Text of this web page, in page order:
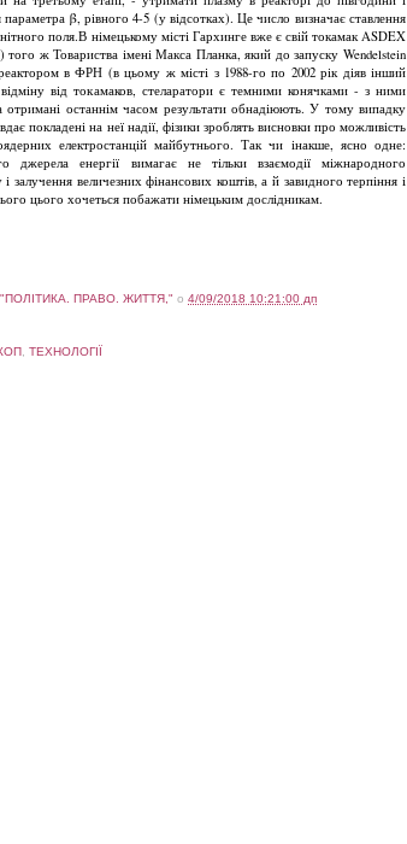
β, рівного 4-5 (у відсотках). Це число визначає ставлення
поля.В німецькому місті Гархинге вже є свій токамак ASDEX
ж Товариства імені Макса Планка, який до запуску Wendelstein
в ФРН (в цьому ж місті з 1988-го по 2002 рік діяв інший
від токамаков, стеларатори є темними конячками - з ними
отримані останнім часом результати обнадіюють. У тому випадку
покладені на неї надії, фізики зроблять висновки про можливість
електростанцій майбутнього. Так чи інакше, ясно одне:
джерела енергії вимагає не тільки взаємодії міжнародного
залучення величезних фінансових коштів, а й завидного терпіння і
цього хочеться побажати німецьким дослідникам.
ПРАВО. ЖИТТЯ," о 4/09/2018 10:21:00 дп
ТЕХНОЛОГІЇ